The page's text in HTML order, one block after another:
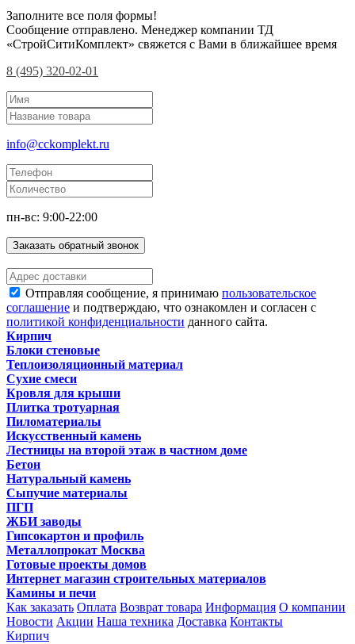
Заполните все поля формы!
Сообщение отправлено. Менеджер компании ТД
«СтройСитиКомплект» свяжется с Вами в ближайшее время
8 (495) 320-02-01
info@cckomplekt.ru
пн-вс: 9:00-22:00
Заказать обратный звонок
Отправляя сообщение, я принимаю пользовательское
соглашение и подтверждаю, что ознакомлен и согласен с
политикой конфиденциальности данного сайта.
Кирпич
Блоки стеновые
Теплоизоляционный материал
Сухие смеси
Кровля для крыши
Плитка тротуарная
Пиломатериалы
Искусственный камень
Лестницы на второй этаж в частном доме
Бетон
Натуральный камень
Сыпучие материалы
ПГП
ЖБИ заводы
Гипсокартон и профиль
Металлопрокат Москва
Готовые проекты домов
Интернет магазин строительных материалов
Камины и печи
Как заказать Оплата Возврат товара Информация О компании
Новости Акции Наша техника Доставка Контакты
Кирпич